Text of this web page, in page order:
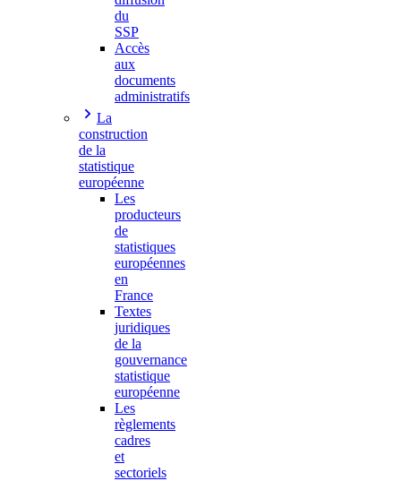
du
SSP
Accès
aux
documents
administratifs
La
construction
de la
statistique
européenne
Les
producteurs
de
statistiques
européennes
en
France
Textes
juridiques
de la
gouvernance
statistique
européenne
Les
règlements
cadres
et
sectoriels